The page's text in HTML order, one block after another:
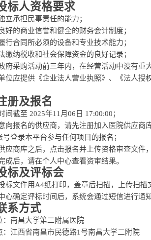
标人资格要求
立承担民事责任的能力；
好的商业信誉和健全的财务会计制度；
行合同所必须的设备和专业技术能力；
缴纳税收和社会保障资金的良好记录；
府采购活动前三年内，在经营活动中没有重
位应提供《企业法人营业执照》、《法人
册及报名
间截至 2025年11月06日 17:00:00；
向报名的供应商，请先注册加入医院供应商
号登录本平台参与任何项目的报名；
应商库之后，点击报名并上传资格审查文件
成后，请在个人中心查看资审结果。
标及评标会
标文件用A4纸打印，盖章后扫描，上传扫描
心确定评标时间后，系统会通过短信进行通
系方式
：南昌大学第二附属医院
：江西省南昌市民德路1号南昌大学二附院